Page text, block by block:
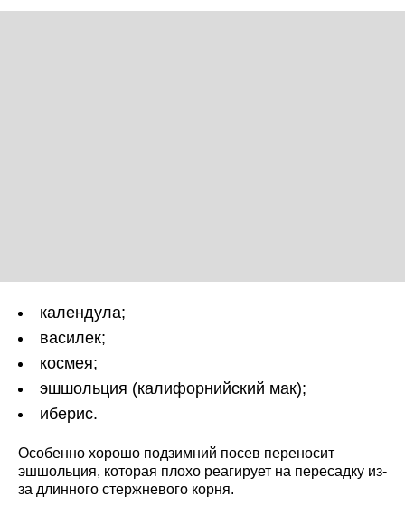
календула;
василек;
космея;
эшшольция (калифорнийский мак);
иберис.
Особенно хорошо подзимний посев переносит
эшшольция, которая плохо реагирует на пересадку из-
за длинного стержневого корня.